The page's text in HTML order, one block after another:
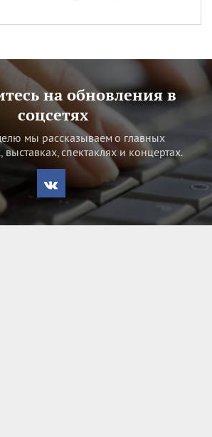
на обновления в
соцсетях
мы рассказываем о главных
спектаклях и концертах.